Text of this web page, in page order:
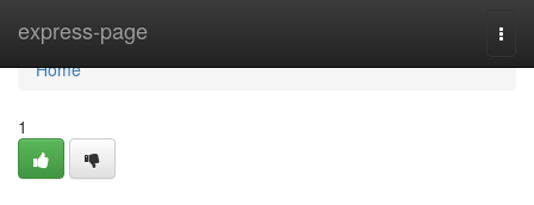
express-page
Home
Home
1